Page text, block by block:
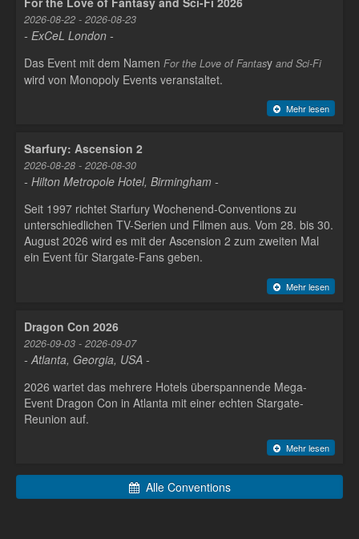
2026-08-22 - 2026-08-23
- ExCeL London -
Das Event mit dem Namen For the Love of Fantasy and Sci-Fi
wird von Monopoly Events veranstaltet.
Mehr lesen
Starfury: Ascension 2
2026-08-28 - 2026-08-30
- Hilton Metropole Hotel, Birmingham -
Seit 1997 richtet Starfury Wochenend-Conventions zu
unterschiedlichen TV-Serien und Filmen aus. Vom 28. bis 30.
August 2026 wird es mit der Ascension 2 zum zweiten Mal
ein Event für Stargate-Fans geben.
Mehr lesen
Dragon Con 2026
2026-09-03 - 2026-09-07
- Atlanta, Georgia, USA -
2026 wartet das mehrere Hotels überspannende Mega-
Event Dragon Con in Atlanta mit einer echten Stargate-
Reunion auf.
Mehr lesen
Alle Conventions